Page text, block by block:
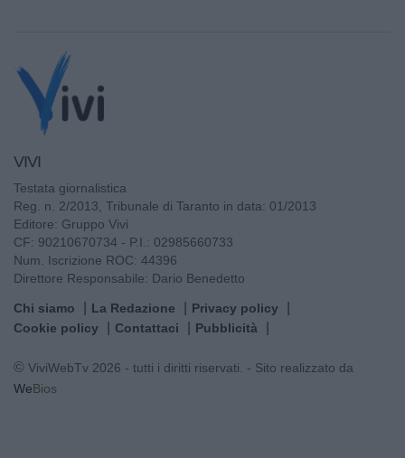
VIVI
Testata giornalistica
Reg. n. 2/2013, Tribunale di Taranto in data: 01/2013
Editore: Gruppo Vivi
CF: 90210670734 - P.I.: 02985660733
Num. Iscrizione ROC: 44396
Direttore Responsabile: Dario Benedetto
Chi siamo La Redazione
Privacy policy
Cookie policy
Contattaci Pubblicità
© ViviWebTv 2026 - tutti i diritti riservati. - Sito realizzato da
WeBios